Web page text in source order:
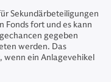
Sekundärbeteiligungen
Fonds fort und es kann
gegeben
werden. Das
wenn ein Anlagevehikel